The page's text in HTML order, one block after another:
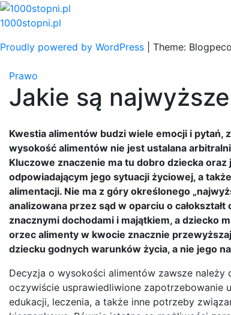
Skip
to
1000stopni.pl
Proudly powered by WordPress
Theme:
Prawo
Jakie są
Kwestia alimentów budzi wiele emocji i pytań,
wysokość alimentów nie jest ustalana
Kluczowe znaczenie ma tu dobro dziecka
odpowiadającym jego sytuacji życiowej, a
alimentacji. Nie ma z góry określonego
analizowana przez sąd w oparciu o
znacznymi dochodami i majątkiem, a dziecko
orzec alimenty w kwocie znacznie
dziecku godnych warunków życia, a nie jego
Decyzja o wysokości alimentów zawsze
oczywiście usprawiedliwione zapotrzebowanie
edukacji, leczenia, a także inne potrzeby